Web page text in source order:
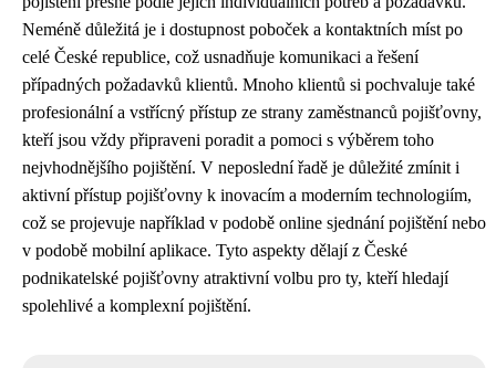
Neméně důležitá je i dostupnost poboček a kontaktních míst po
celé České republice, což usnadňuje komunikaci a řešení
případných požadavků klientů. Mnoho klientů si pochvaluje také
profesionální a vstřícný přístup ze strany zaměstnanců pojišťovny,
kteří jsou vždy připraveni poradit a pomoci s výběrem toho
nejvhodnějšího pojištění. V neposlední řadě je důležité zmínit i
aktivní přístup pojišťovny k inovacím a moderním technologiím,
což se projevuje například v podobě online sjednání pojištění nebo
v podobě mobilní aplikace. Tyto aspekty dělají z České
podnikatelské pojišťovny atraktivní volbu pro ty, kteří hledají
spolehlivé a komplexní pojištění.